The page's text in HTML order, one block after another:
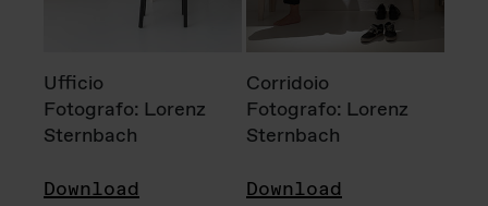
Ufficio
Fotografo: Lorenz
Sternbach
Download
Corridoio
Fotografo: Lorenz
Sternbach
Download